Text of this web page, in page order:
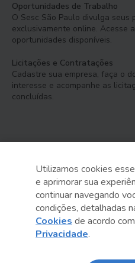
Oportunidades de Trabalho
O Sesc São Paulo divulga seus
exclusivamente online. Acesse
oportunidades disponíveis.
Licitações e Contratações
Cadastre sua empresa, faça o
interesse e acompanhe as
concluídas.
Serviço Social do Comércio
Administração Regional no
Sesc São Paulo por aí:
Utilizamos cookies
e aprimorar sua
continuar navegando
condições, detalhadas
Cookies de acordo
Privacidade.